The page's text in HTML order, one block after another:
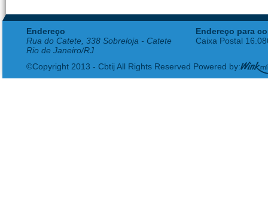
Endereço
Rua do Catete, 338 Sobreloja - Catete
Rio de Janeiro/RJ
Endereço para
Caixa Postal
©Copyright 2013 - Cbtij All Rights Reserved Powered by: